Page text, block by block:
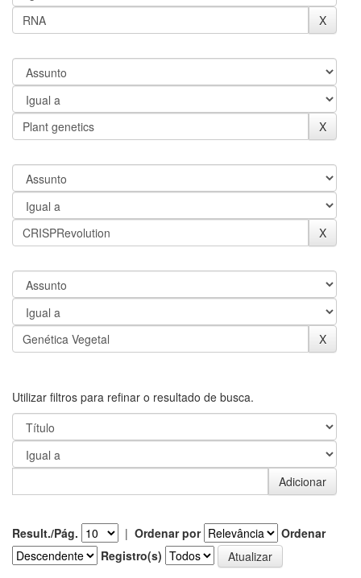
Utilizar filtros para refinar o resultado de busca.
Result./Pág. | Ordenar por
Ordenar
Registro(s)